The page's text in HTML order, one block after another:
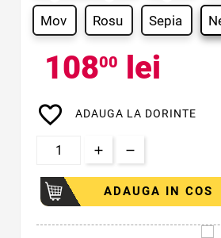
Mov Rosu Sepia
10800 lei
favorite_border ADAUGA LA DORINTE
ADAUGA IN COS